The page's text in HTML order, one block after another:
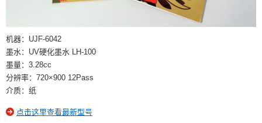
机器：UJF-6042
墨水：UV硬化墨水 LH-100
墨量：3.28cc
分辨率：720×900 12Pass
介质：纸
点击这里查看最新型号